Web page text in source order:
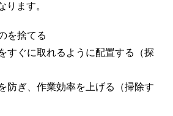
ります。
を捨てる
すぐに取れるように配置する（探
防ぎ、作業効率を上げる（掃除す